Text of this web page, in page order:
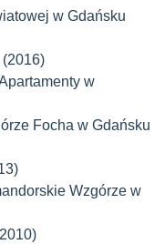
w Gdańsku
(2016)
w
Focha w Gdańsku
Wzgórze w